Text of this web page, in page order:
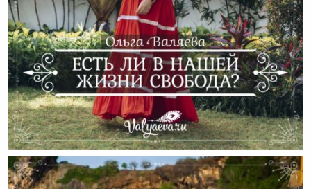
Есть Ли В Нашей Жизни Свобода?